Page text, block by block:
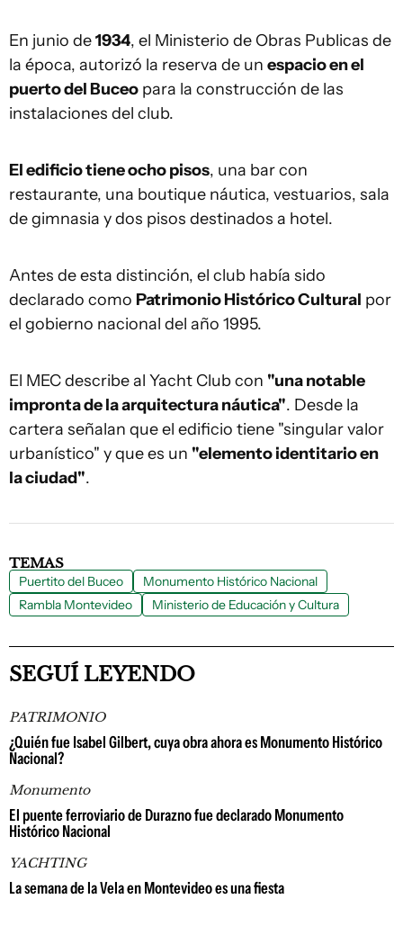
En junio de1934, el Ministerio de Obras Publicas de
la época, autorizó la reserva de un espacio en el
puerto del Buceo para la construcción de las
instalaciones del club.
El edificio tiene ocho pisos, una bar con
restaurante, una boutique náutica, vestuarios, sala
de gimnasia y dos pisos destinados a hotel.
Antes de esta distinción, el club había sido
declarado como Patrimonio Histórico Cultural por
el gobierno nacional del año 1995.
El MEC describe al Yacht Club con "una notable
impronta de la arquitectura náutica". Desde la
cartera señalan que el edificio tiene "singular valor
urbanístico" y que es un "elemento identitario en
la ciudad".
TEMAS
Puertito del Buceo
Monumento Histórico Nacional
Rambla Montevideo
Ministerio de Educación y Cultura
SEGUÍ LEYENDO
PATRIMONIO
¿Quién fue Isabel Gilbert, cuya obra ahora es Monumento Histórico
Nacional?
Monumento
El puente ferroviario de Durazno fue declarado Monumento
Histórico Nacional
YACHTING
La semana de la Vela en Montevideo es una fiesta